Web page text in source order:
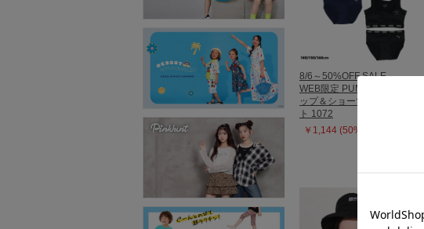
8/6～50%OFF SALE
WEB限定 PUMA タンクト
ップ＆ショーツ 2点セッ
ト 1072
￥1,144 (50%OFF)